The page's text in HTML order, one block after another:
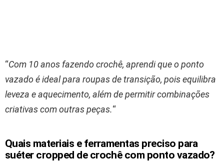
“Com 10 anos fazendo crochê, aprendi que o ponto
vazado é ideal para roupas de transição, pois equilibra
leveza e aquecimento, além de permitir combinações
criativas com outras peças.“
Quais materiais e ferramentas preciso para
suéter cropped de crochê com ponto vazado?